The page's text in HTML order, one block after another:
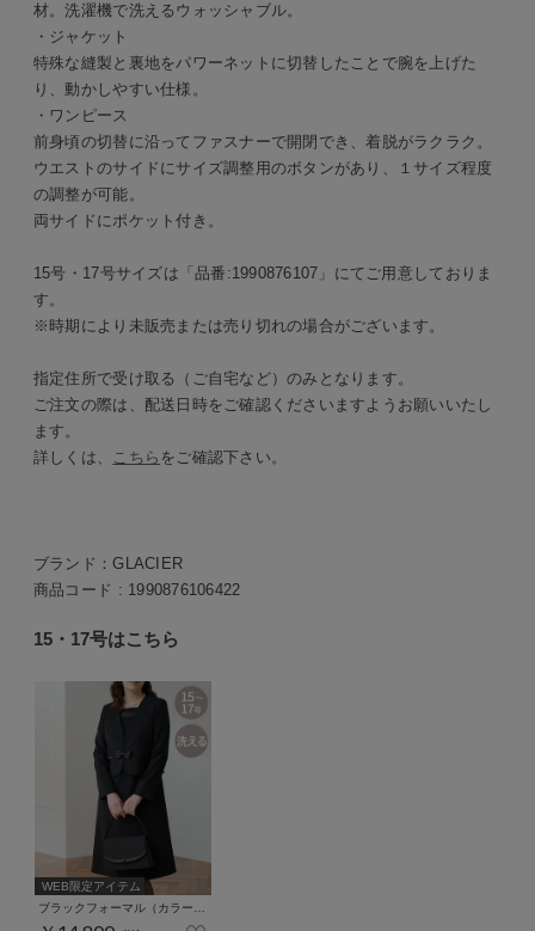
材。洗濯機で洗えるウォッシャブル。
・ジャケット
特殊な縫製と裏地をパワーネットに切替したことで腕を上げた
り、動かしやすい仕様。
・ワンピース
前身頃の切替に沿ってファスナーで開閉でき、着脱がラクラク。
ウエストのサイドにサイズ調整用のボタンがあり、１サイズ程度
の調整が可能。
両サイドにポケット付き。
15号・17号サイズは「品番:1990876107」にてご用意しておりま
す。
※時期により未販売または売り切れの場合がございます。
指定住所で受け取る（ご自宅など）のみとなります。
ご注文の際は、配送日時をご確認くださいますようお願いいたし
ます。
詳しくは、
こちら をご確認下さい。
ブランド：GLACIER
商品コード : 1990876106422
15・17号はこちら
WEB限定アイテム